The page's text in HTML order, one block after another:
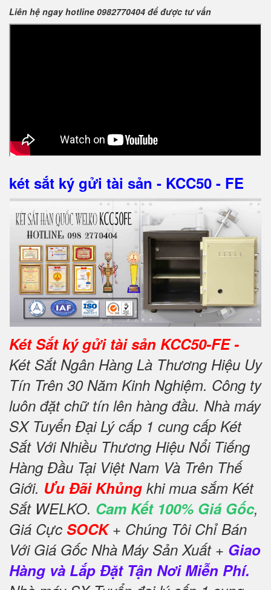
Liên hệ ngay hotline 0982770404 để được tư vấn
két sắt ký gửi tài sản - KCC50 - FE
Két Sắt ký gửi tài sản KCC50-FE -
Két Sắt Ngân Hàng Là Thương Hiệu Uy
Tín Trên 30 Năm Kinh Nghiệm. Công ty
luôn đặt chữ tín lên hàng đầu. Nhà máy
SX Tuyển Đại Lý cấp 1 cung cấp Két
Sắt Với Nhiều Thương Hiệu Nổi Tiếng
Hàng Đầu Tại Việt Nam Và Trên Thế
Giới. Ưu Đãi Khủng khi mua sắm Két
Sắt WELKO. Cam Kết 100% Giá Gốc,
Giá Cực SOCK+ Chúng Tôi Chỉ Bán
Với Giá Gốc Nhà Máy Sản Xuất + Giao
Hàng và Lắp Đặt Tận Nơi Miễn Phí.